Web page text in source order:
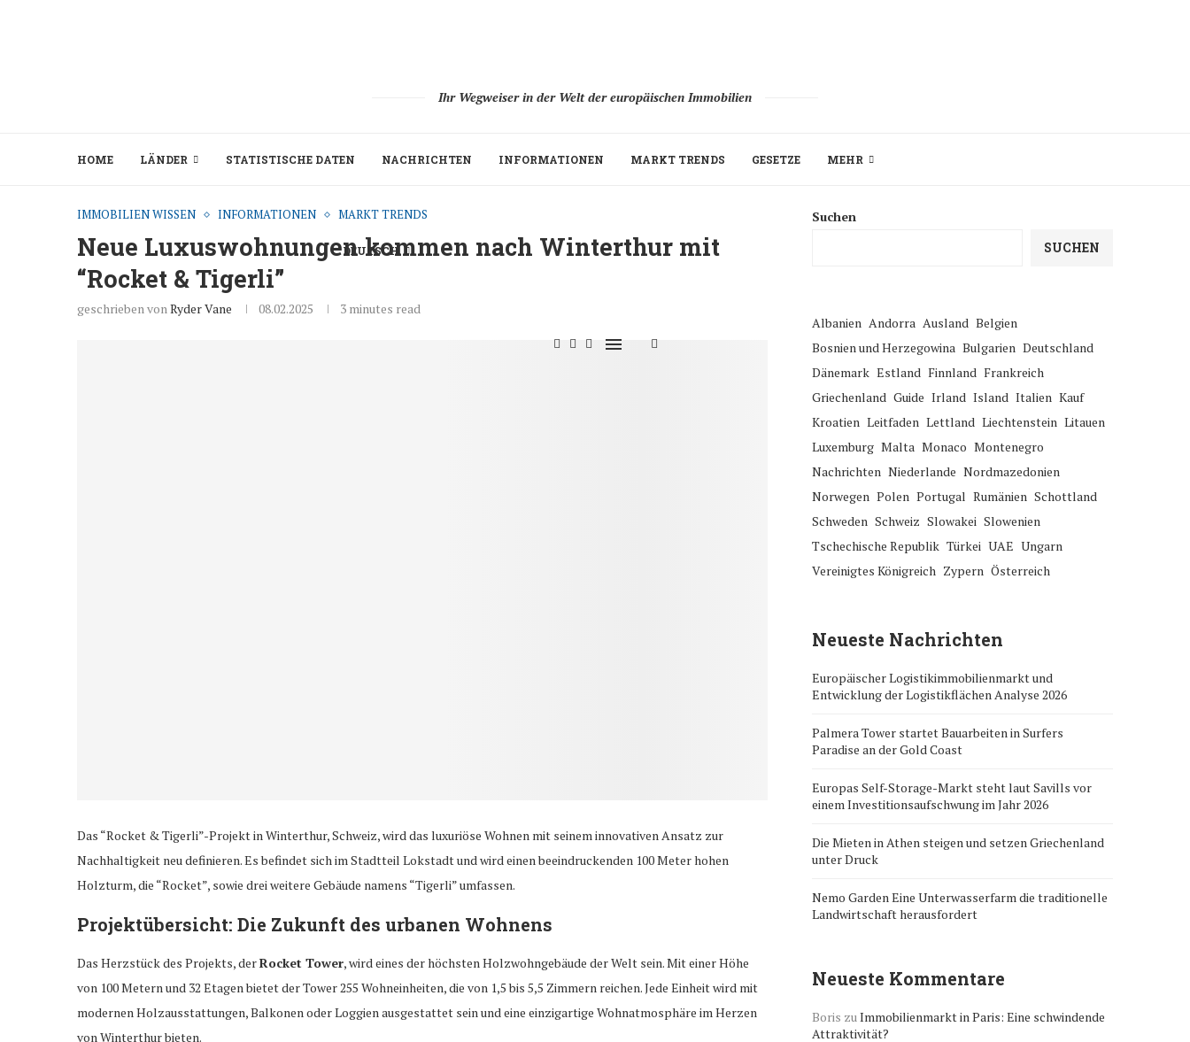
Ihr Wegweiser in der Welt der europäischen Immobilien
HOME LÄNDER STATISTISCHE DATEN NACHRICHTEN INFORMATIONEN MARKT TRENDS GESETZE MEHR
DEUTSCH
IMMOBILIEN WISSEN INFORMATIONEN MARKT TRENDS
Neue Luxuswohnungen kommen nach Winterthur mit
“Rocket & Tigerli”
geschrieben vonRyder Vane 08.02.2025 3 minutes read
Das “Rocket & Tigerli”-Projekt in Winterthur, Schweiz, wird das luxuriöse Wohnen mit seinem innovativen Ansatz zur
Nachhaltigkeit neu definieren. Es befindet sich im Stadtteil Lokstadt und wird einen beeindruckenden 100 Meter hohen
Holzturm, die “Rocket”, sowie drei weitere Gebäude namens “Tigerli” umfassen.
Projektübersicht: Die Zukunft des urbanen Wohnens
Das Herzstück des Projekts, derRocket Tower, wird eines der höchsten Holzwohngebäude der Welt sein. Mit einer Höhe
von 100 Metern und 32 Etagen bietet der Tower 255 Wohneinheiten, die von 1,5 bis 5,5 Zimmern reichen. Jede Einheit wird mit
modernen Holzausstattungen, Balkonen oder Loggien ausgestattet sein und eine einzigartige Wohnatmosphäre im Herzen
von Winterthur bieten.
Suchen
SUCHEN
Albanien Andorra Ausland Belgien
Bosnien und Herzegowina Bulgarien Deutschland
Dänemark Estland Finnland Frankreich
Griechenland Guide Irland Island Italien Kauf
Kroatien Leitfaden Lettland Liechtenstein Litauen
Luxemburg Malta Monaco Montenegro
Nachrichten Niederlande Nordmazedonien
Norwegen Polen Portugal Rumänien Schottland
Schweden Schweiz Slowakei Slowenien
Tschechische Republik Türkei UAE Ungarn
Vereinigtes Königreich Zypern Österreich
Neueste Nachrichten
Europäischer Logistikimmobilienmarkt und
Entwicklung der Logistikflächen Analyse 2026
Palmera Tower startet Bauarbeiten in Surfers
Paradise an der Gold Coast
Europas Self-Storage-Markt steht laut Savills vor
einem Investitionsaufschwung im Jahr 2026
Die Mieten in Athen steigen und setzen Griechenland
unter Druck
Nemo Garden Eine Unterwasserfarm die traditionelle
Landwirtschaft herausfordert
Neueste Kommentare
Boris zuImmobilienmarkt in Paris: Eine schwindende
Attraktivität?